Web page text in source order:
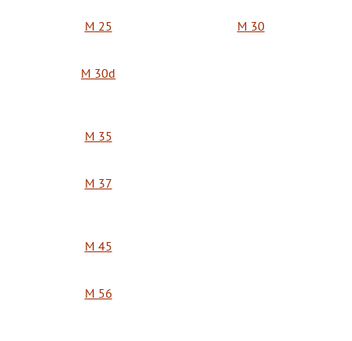
M 25 M 30
M 30d
M 35
M 37
M 45
M 56